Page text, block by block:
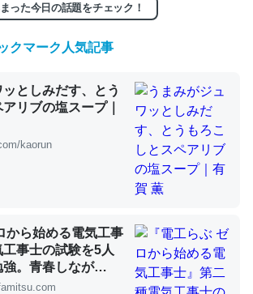
う「ずっと前の伏線」は回収されないけ
うには多い分量。進化すればするほど分
りそう
界についての考察（１） - conceptualization
ム少ないのか。知らんかった。調べたら
ウム分はエビの600分の1程度。
った今日の話題をチェック！
クマーク人気記事
としみだす、とう
リブの塩スープ｜
kaorun
から始める電気工事
事士の試験を5人
。青春しなが
”や“本番形式CBT